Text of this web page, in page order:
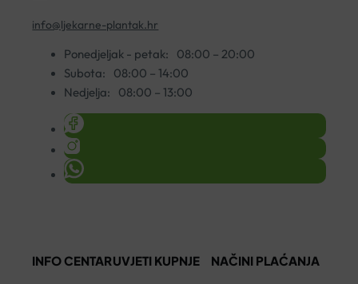
info@ljekarne-plantak.hr
Ponedjeljak - petak:
08:00 – 20:00
Subota:
08:00 – 14:00
Nedjelja:
08:00 – 13:00
INFO CENTARUVJETI KUPNJE NAČINI PLAĆANJA